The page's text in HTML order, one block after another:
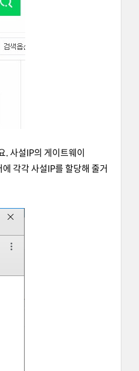
. 사설IP의 게이트웨이
각각 사설IP를 할당해 줄거